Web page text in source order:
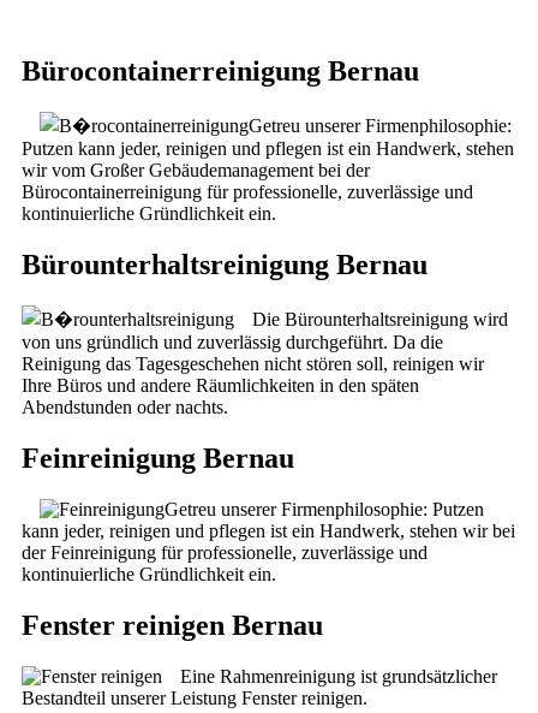
Bürocontainerreinigung Bernau
Getreu unserer Firmenphilosophie:
Putzen kann jeder, reinigen und pflegen ist ein Handwerk, stehen
wir vom Großer Gebäudemanagement bei der
Bürocontainerreinigung für professionelle, zuverlässige und
kontinuierliche Gründlichkeit ein.
Bürounterhaltsreinigung Bernau
Die Bürounterhaltsreinigung wird
von uns gründlich und zuverlässig durchgeführt. Da die
Reinigung das Tagesgeschehen nicht stören soll, reinigen wir
Ihre Büros und andere Räumlichkeiten in den späten
Abendstunden oder nachts.
Feinreinigung Bernau
Getreu unserer Firmenphilosophie: Putzen
kann jeder, reinigen und pflegen ist ein Handwerk, stehen wir bei
der Feinreinigung für professionelle, zuverlässige und
kontinuierliche Gründlichkeit ein.
Fenster reinigen Bernau
Eine Rahmenreinigung ist grundsätzlicher
Bestandteil unserer Leistung Fenster reinigen.